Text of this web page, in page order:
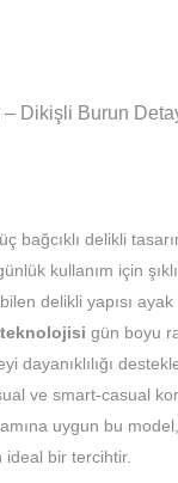
Dikişli Burun
bağcıklı delikli
günlük kullanım için
delikli yapısı
gün boyu
dayanıklılığı
ve smart-casual
uygun bu
ideal bir tercihtir.